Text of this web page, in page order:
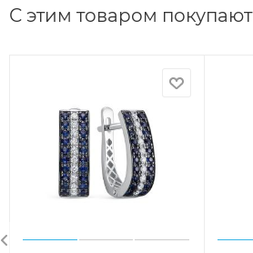
С этим товаром покупают